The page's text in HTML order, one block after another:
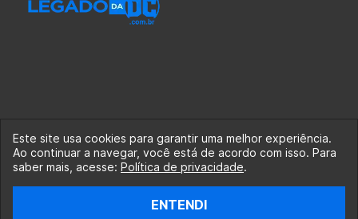
© 2020-2026 Legado da DC, uma empresa da Legado
Enterprises.
fabiolobo
Este site usa cookies para garantir uma melhor experiência.
Ao continuar a navegar, você está de acordo com isso. Para
saber mais, acesse: Política de privacidade.
ENTENDI